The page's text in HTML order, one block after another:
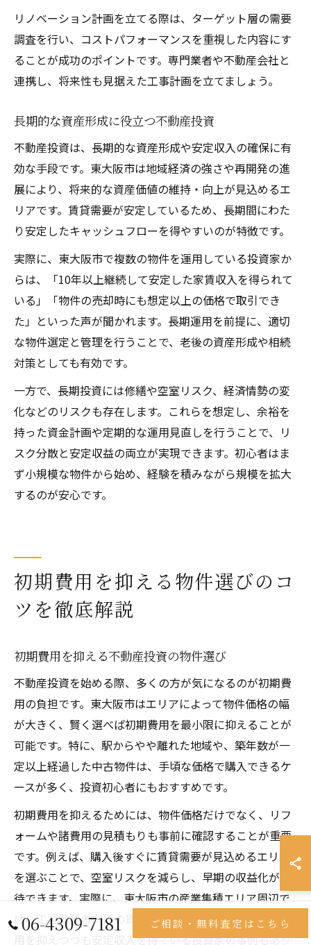
リノベーション計画を立てる際は、ターゲット層の需要
調査を行い、コストパフォーマンスを重視した内容にす
ることが成功のポイントです。専門業者や不動産会社と
連携し、将来性も見据えた工事計画を立てましょう。
長期的な資産形成に役立つ不動産投資
不動産投資は、長期的な資産形成や安定収入の確保に有
効な手段です。東大阪市は地域経済の強さや再開発の進
展により、将来的な資産価値の維持・向上が見込めるエ
リアです。賃貸需要が安定しているため、長期間にわた
り安定したキャッシュフローを得やすいのが特徴です。
実際に、東大阪市で複数の物件を運用している投資家か
らは、「10年以上継続して安定した家賃収入を得られて
いる」「物件の売却時にも想定以上の価格で取引でき
た」といった声が聞かれます。長期運用を前提に、適切
な物件選定と管理を行うことで、老後の資産形成や相続
対策としても有効です。
一方で、長期投資には修繕や空室リスク、経済情勢の変
化などのリスクも存在します。これらを想定し、余裕を
持った資金計画や定期的な運用見直しを行うことで、リ
スク分散と安定収益の両立が実現できます。初心者はま
ず小規模な物件から始め、経験を積みながら規模を拡大
するのが安心です。
初期費用を抑える物件選びのコ
ツを徹底解説
初期費用を抑える不動産投資の物件選び
不動産投資を始める際、多くの方が気になるのが初期費
用の負担です。東大阪市はエリアによって物件価格の幅
が大きく、賢く選べば初期費用を最小限に抑えることが
可能です。特に、駅からやや離れた地域や、築年数が一
定以上経過した中古物件は、手頃な価格で購入できるケ
ースが多く、投資初心者にもおすすめです。
初期費用を抑えるためには、物件価格だけでなく、リフ
ォームや諸費用の見積もりも事前に確認することが重要
です。例えば、購入後すぐに賃貸需要が見込めるエリア
を選ぶことで、空室リスクを減らし、早期の収益化が期
待できます。実際に、東大阪市の産業集積エリア周辺で
は、工場勤務者向けの賃貸需要が安定しており、初期費
用を抑えつつも安定収入を得ている投資家の事例もあり
06-4309-7181 ご相談・無料査定はこちら